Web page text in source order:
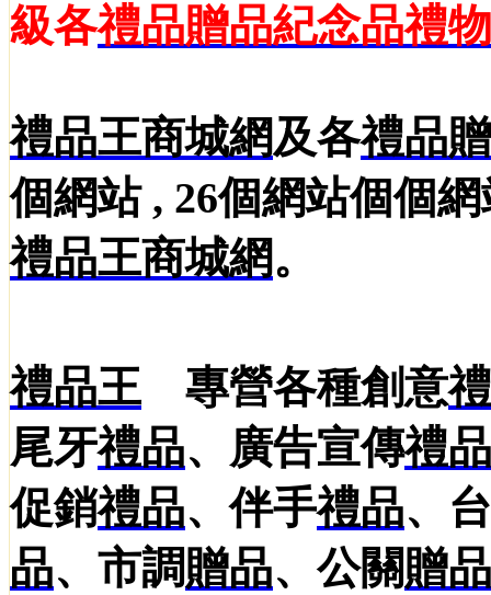
級各禮品贈品紀念品禮物
禮品王商城網及各禮品
個網站 , 26個網站個個
禮品王商城網 。
禮品王 專營各種創意
尾牙禮品、廣告宣傳禮品
促銷禮品、伴手禮品、
品、市調贈品、公關贈品